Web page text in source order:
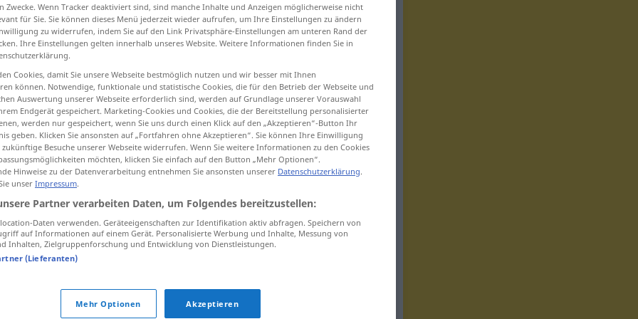
Nase
seine Nase inalles(hinein)stecken
Zwecke. Wenn Tracker deaktiviert sind, sind manche Inhalte und Anzeigen möglicherweise nicht
für Sie. Sie können dieses Menü jederzeit wieder aufrufen, um Ihre Einstellungen zu ändern
zu widerrufen, indem Sie auf den Link Privatsphäre-Einstellungen am unteren Rand der
Ihre Einstellungen gelten innerhalb unseres Website. Weitere Informationen finden Sie in
Cookies, damit Sie unsere Webseite bestmöglich nutzen und wir besser mit Ihnen
können. Notwendige, funktionale und statistische Cookies, die für den Betrieb der Webseite und
Auswertung unserer Webseite erforderlich sind, werden auf Grundlage unserer Vorauswahl
Endgerät gespeichert. Marketing-Cookies und Cookies, die der Bereitstellung personalisierter
werden nur gespeichert, wenn Sie uns durch einen Klick auf den „Akzeptieren“-Button Ihr
geben. Klicken Sie ansonsten auf „Fortfahren ohne Akzeptieren“. Sie können Ihre Einwilligung
Besuche unserer Webseite widerrufen. Wenn Sie weitere Informationen zu den Cookies
möchten, klicken Sie einfach auf den Button „Mehr Optionen“.
Hinweise zu der Datenverarbeitung entnehmen Sie ansonsten unserer Datenschutzerklärung.
unser Impressum.
Partner verarbeiten Daten, um Folgendes bereitzustellen:
Daten verwenden. Geräteeigenschaften zur Identifikation aktiv abfragen. Speichern von
auf Informationen auf einem Gerät. Personalisierte Werbung und Inhalte, Messung von
Inhalten, Zielgruppenforschung und Entwicklung von Dienstleistungen.
(Lieferanten)
Mehr Optionen Akzeptieren